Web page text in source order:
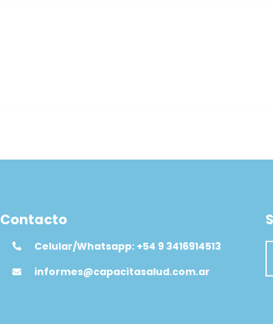
Contacto
Celular/Whatsapp: +54 9 3416914513
informes@capacitasalud.com.ar